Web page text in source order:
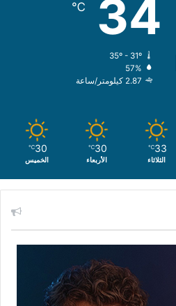
34
℃
35º - 31º
57%
2.87 كيلومتر/ساعة
33
℃
الثلاثاء
30
℃
الأربعاء
30
℃
الخميس